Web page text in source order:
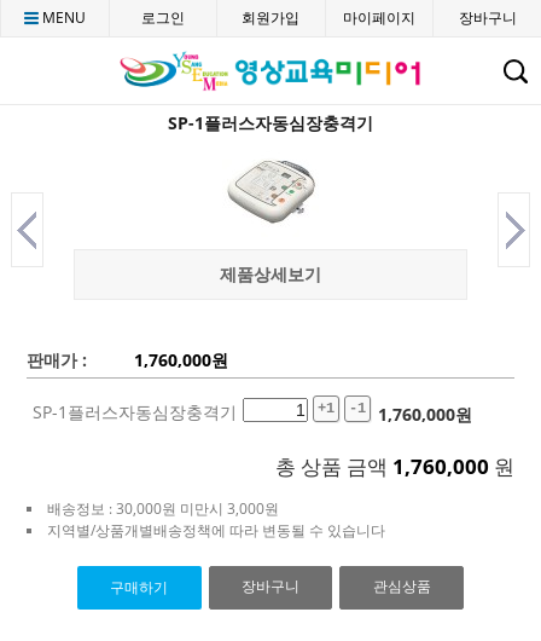
CMENU 로그인 회원가입 마이페이지 장바구니
SP-1플러스자동심장충격기
제품상세보기
판매가 : 1,760,000원
SP-1플러스자동심장충격기 +1 -1 1,760,000원
총 상품 금액 1,760,000 원
배송정보 : 30,000원 미만시 3,000원
지역별/상품개별배송정책에 따라 변동될 수 있습니다
구매하기 장바구니 관심상품